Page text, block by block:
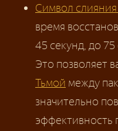
Символ
время
45 секунд, до
Это позволяет
Тьмой между
значительно
эффективность